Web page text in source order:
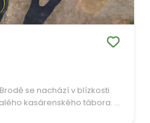
se nachází v blízkosti
kasárenského tábora. ...